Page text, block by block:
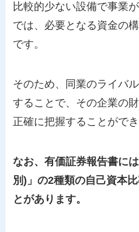
比較的少ない設備で事業
では、必要となる資金の
です。
そのため、同業のライバ
することで、その企業の
正確に把握することができ
なお、有価証券報告書に
別)」の2種類の自己資本
とがあります。